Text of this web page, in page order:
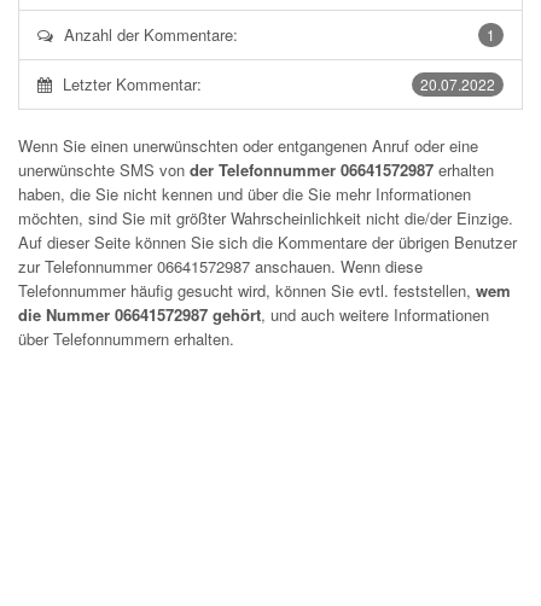
1
Anzahl der Kommentare:
20.07.2022
Letzter Kommentar:
Wenn Sie einen unerwünschten oder entgangenen Anruf oder eine
unerwünschte SMS von der Telefonnummer 06641572987 erhalten
haben, die Sie nicht kennen und über die Sie mehr Informationen
möchten, sind Sie mit größter Wahrscheinlichkeit nicht die/der Einzige.
Auf dieser Seite können Sie sich die Kommentare der übrigen Benutzer
zur Telefonnummer06641572987 anschauen. Wenn diese
Telefonnummer häufig gesucht wird, können Sie evtl. feststellen, wem
die Nummer 06641572987 gehört, und auch weitere Informationen
über Telefonnummern erhalten.